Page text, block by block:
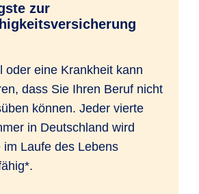
zur
oder eine Krankheit kann
dass Sie Ihren Beruf nicht
können. Jeder vierte
in Deutschland wird
im Laufe des Lebens